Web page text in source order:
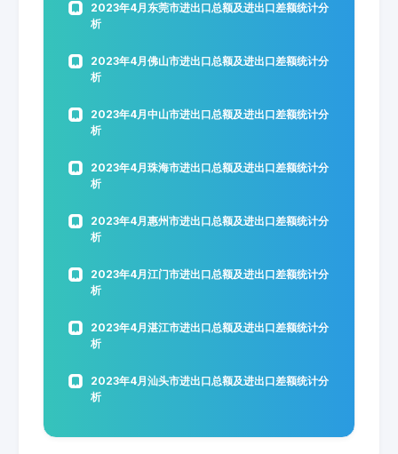
2023年4月东莞市进出口总额及进出口差额统计分
析
2023年4月佛山市进出口总额及进出口差额统计分
析
2023年4月中山市进出口总额及进出口差额统计分
析
2023年4月珠海市进出口总额及进出口差额统计分
析
2023年4月惠州市进出口总额及进出口差额统计分
析
2023年4月江门市进出口总额及进出口差额统计分
析
2023年4月湛江市进出口总额及进出口差额统计分
析
2023年4月汕头市进出口总额及进出口差额统计分
析